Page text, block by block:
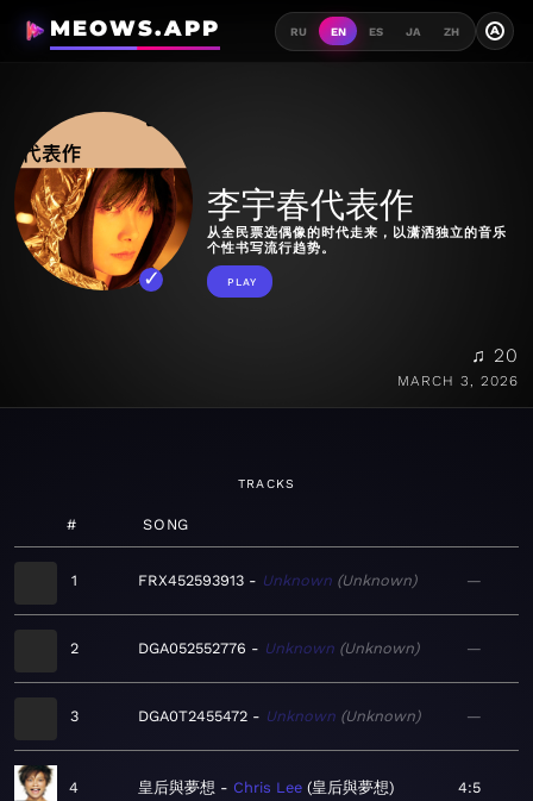
MEOWS.APP RU EN ES JA ZH A
李宇春代表作
从全民票选偶像的时代走来，以潇洒独立的音乐
个性书写流行趋势。
PLAY
♫ 20
MARCH 3, 2026
TRACKS
# SONG
1 FRX452593913 Unknown Unknown —
2 DGA052552776 Unknown Unknown —
3 DGA0T2455472 Unknown Unknown —
4 皇后與夢想 Chris Lee 皇后與夢想 4:5